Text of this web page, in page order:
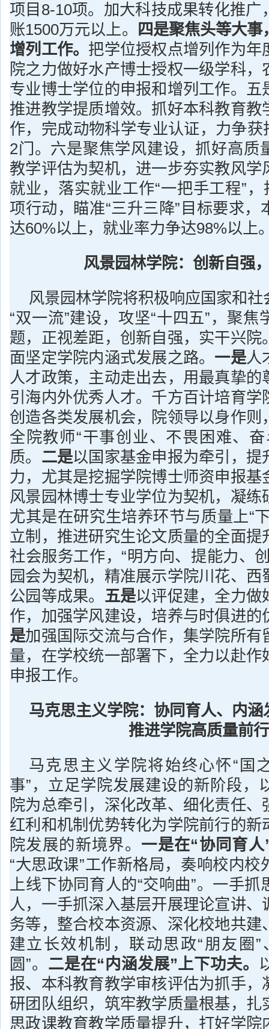
项目8-10项。加大科技成果转化推广
账1500万元以上。
四是聚焦头等大事
增列工作。 把学位授权点增列作为年
院之力做好水产博士授权一级学科，
专业博士学位的申报和增列工作。五
推进教学提质增效。抓好本科教育教
作，完成动物科学专业认证，力争
2门。六是聚焦学风建设，抓好高质
教学评估为契机，进一步夯实教风学
就业，落实就业工作“一把手工程”，
项行动，瞄准“三升三降”目标要求，
达60%以上，就业率力争达98%以上
风景园林学院：创新自强
风景园林学院将积极响应国家和
“双一流”建设，攻坚“十四五”，聚
题，正视差距，创新自强，实干兴院
面坚定学院内涵式发展之路。 一是人
人才政策，主动走出去，用最真挚的
引海内外优秀人才。千方百计培育学
创造各类发展机会，院领导以身作则
全院教师“干事创业、不畏困难、
质。 二是以国家基金申报为牵引，提
力，尤其是挖掘学院博士师资申报基
风景园林博士专业学位为契机，凝练
尤其是在研究生培养环节与质量上“
立制，推进研究生论文质量的全面提
社会服务工作，“明方向、提能力、
园会为契机，精准展示学院川花、西
公园等成果。 五是以评促建，全力做
作，加强学风建设，培养与时俱进的
是加强国际交流与合作，集学院所有
量，在学校统一部署下，全力以赴作
申报工作。
马克思主义学院：协同育人、内
推进学院高质量前行
马克思主义学院将始终心怀“国
事”，立足学院发展建设的新阶段，
院为总牵引，深化改革、细化责任、
红利和机制优势转化为学院前行的新
院发展的新境界。 一是在“协同育
“大思政课”工作新格局，奏响校内校
上线下协同育人的“交响曲”。一手抓
人，一手抓深入基层开展理论宣讲、
务等，整合校本资源、深化校地共建
建立长效机制，联动思政“朋友圈”
圆”。 二是在“内涵发展”上下功夫。
报、本科教育教学审核评估为抓手，
研团队组织，筑牢教学质量根基，扎
思政课教育教学质量提升，打好学院